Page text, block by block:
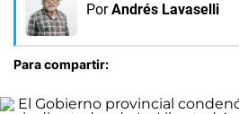
Por Andrés Lavaselli
Para compartir: